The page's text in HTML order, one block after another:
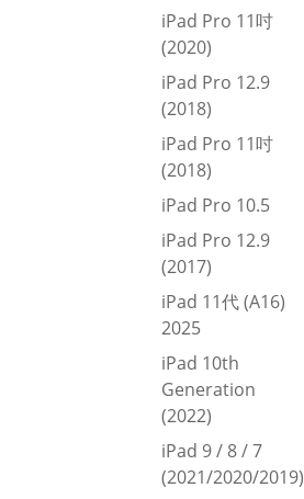
iPad Pro 11吋
(2020)
iPad Pro 12.9
(2018)
iPad Pro 11吋
(2018)
iPad Pro 10.5
iPad Pro 12.9
(2017)
iPad 11代 (A16)
2025
iPad 10th
Generation
(2022)
iPad 9 / 8 / 7
(2021/2020/2019)